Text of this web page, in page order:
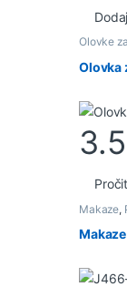
Olovke
Olovka
Makaze,